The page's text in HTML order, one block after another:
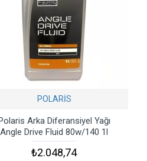
POLARİS
Arka Diferansiyel Yağı
Angle Drive Fluid 80w/140 1l
₺2.048,74